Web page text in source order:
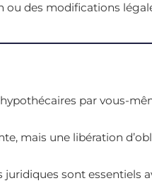
ou des modifications
par vous-
mais une libération
sont essentiels